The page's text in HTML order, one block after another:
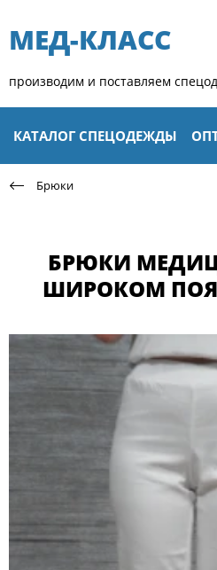
МЕД-КЛАСС​
производим и поставляем
КАТАЛОГ СПЕЦОДЕЖДЫ
Брюки
БРЮКИ
ШИРОКОМ